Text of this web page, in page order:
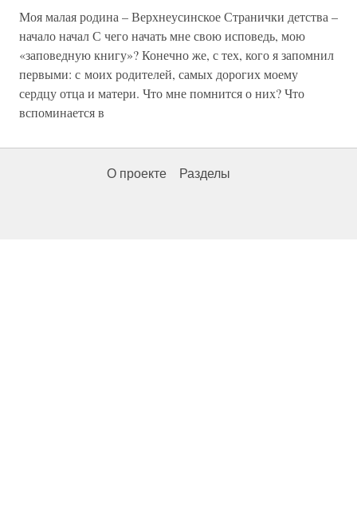
Моя малая родина – Верхнеусинское Странички детства –
начало начал С чего начать мне свою исповедь, мою
«заповедную книгу»? Конечно же, с тех, кого я запомнил
первыми: с моих родителей, самых дорогих моему
сердцу отца и матери. Что мне помнится о них? Что
вспоминается в
О проекте Разделы